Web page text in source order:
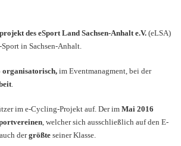
des eSport Land Sachsen-Anhalt e.V.(eLSA)
in Sachsen-Anhalt.
organisatorisch,im Eventmanagment, bei der
.
im e-Cycling-Projekt auf. Der im Mai 2016
, welcher sich ausschließlich auf den E-
dergrößteseiner Klasse.